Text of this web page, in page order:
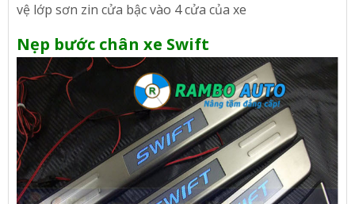
vệ lớp sơn zin cửa bậc vào 4 cửa của xe
Nẹp bước chân xe Swift